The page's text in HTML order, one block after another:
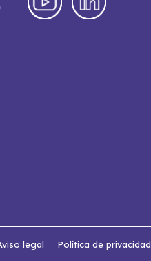
legal Política de privacidad